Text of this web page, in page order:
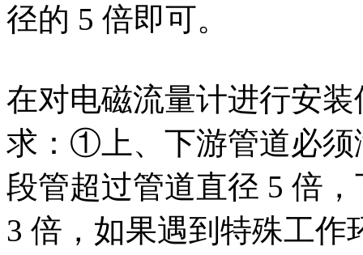
径的 5 倍即可。
在对电磁流量计进行安
求：①上、下游管道必须
段管超过管道直径 5 倍
3 倍，如果遇到特殊工